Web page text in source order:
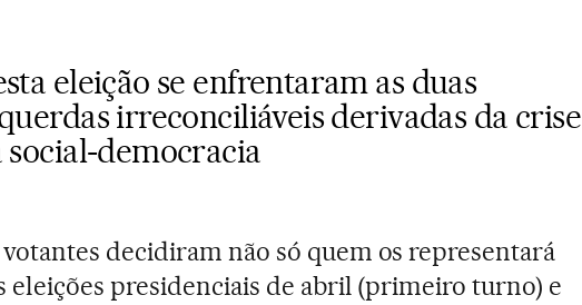
eleição se enfrentaram as duas
irreconciliáveis derivadas da crise
social-democracia
votantes decidiram não só quem os representará
eleições presidenciais de abril (primeiro turno) e